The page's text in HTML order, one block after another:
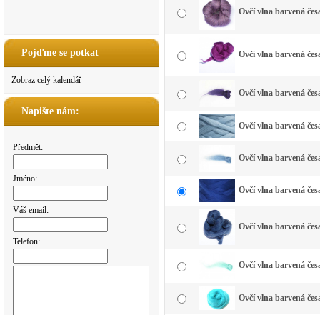
Pojďme se potkat
Zobraz celý kalendář
Napište nám:
Předmět:
Jméno:
Váš email:
Telefon:
Ovčí vlna barvená
Ovčí vlna barvená
Ovčí vlna barvená
Ovčí vlna barvená
Ovčí vlna barvená
Ovčí vlna barvená
Ovčí vlna barvená
Ovčí vlna barvená
Ovčí vlna barvená